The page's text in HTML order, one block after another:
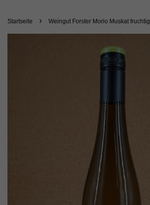
Startseite › Weingut Forster Morio Muskat fruchtig